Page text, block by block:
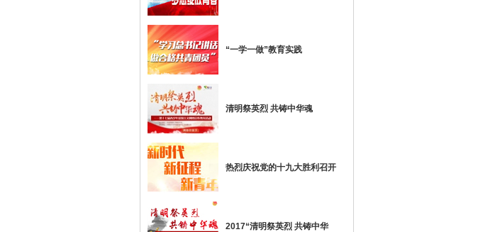
“一学一做”教育实践
清明祭英烈 共铸中华魂
热烈庆祝党的十九大胜利召开
2017“清明祭英烈 共铸中华